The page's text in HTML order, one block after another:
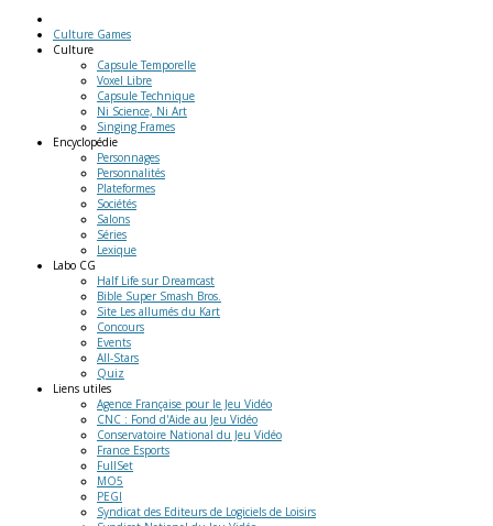
Culture Games
Culture
Capsule Temporelle
Voxel Libre
Capsule Technique
Ni Science, Ni Art
Singing Frames
Encyclopédie
Personnages
Personnalités
Plateformes
Sociétés
Salons
Séries
Lexique
Labo CG
Half Life sur Dreamcast
Bible Super Smash Bros.
Site Les allumés du Kart
Concours
Events
All-Stars
Quiz
Liens utiles
Agence Française pour le Jeu Vidéo
CNC : Fond d'Aide au Jeu Vidéo
Conservatoire National du Jeu Vidéo
France Esports
FullSet
MO5
PEGI
Syndicat des Editeurs de Logiciels de Loisirs